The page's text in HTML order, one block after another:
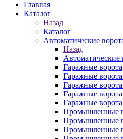
Главная
Каталог
Назад
Каталог
Автоматические
Назад
Автоматические
Гаражные ворота
Гаражные
Гаражные
Гаражные
Гаражные
Промышленные
Промышленные
Промышленные